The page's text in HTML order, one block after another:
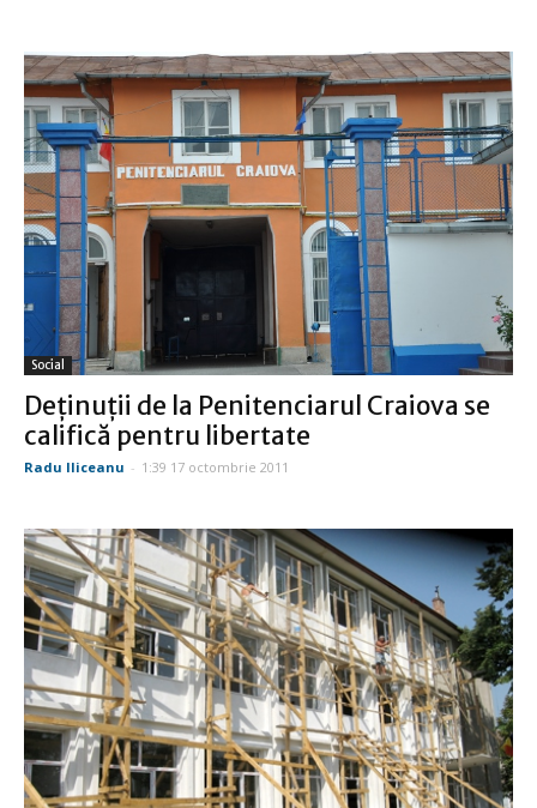
Social
Deţinuţii de la Penitenciarul Craiova se
califică pentru libertate
Radu Iliceanu - 1:39 17 octombrie 2011